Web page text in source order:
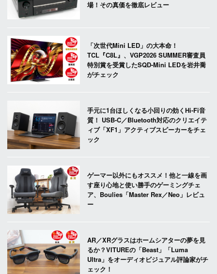
場！その真価を徹底レビュー
「次世代Mini LED」の大本命！
TCL『C8L』、VGP2026 SUMMER審査員
特別賞を受賞したSQD-Mini LEDを岩井喬
がチェック
手元に1台ほしくなる小回りの効くHi-Fi音
質！ USB-C／Bluetooth対応のクリエイテ
ィブ「XF1」アクティブスピーカーをチェ
ック
ゲーマー以外にもオススメ！他と一線を画
す座り心地と使い勝手のゲーミングチェ
ア、Boulies「Master Rex／Neo」レビュ
ー
AR／XRグラスはホームシアターの夢を見
るか？VITUREの「Beast」「Luma
Ultra」をオーディオビジュアル評論家がチ
ェック！